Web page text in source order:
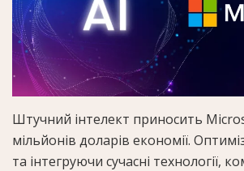
Штучний інтелект приносить
мільйонів доларів економії.
та інтегруючи сучасні технології,